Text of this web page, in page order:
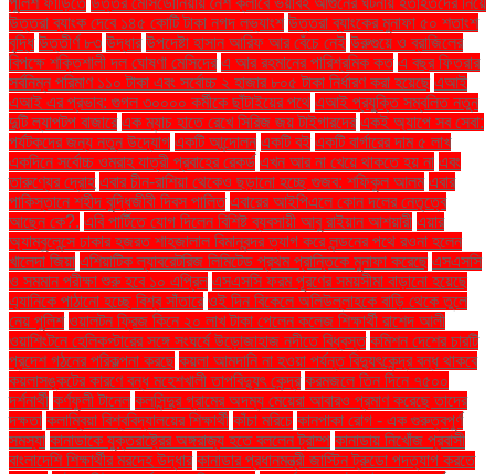
উত্তরা ব্যাংক দেবে ১৪৫ কোটি টাকা নগদ লভ্যাংশ উত্তরা ব্যাংকের মুনাফা ৫০ শতাংশ
বৃদ্ধি উত্তীর্ণ ৮৩ উদ্ধার উপদেষ্টা হাসান আরিফ আর বেঁচে নেই উরুগুয়ে ও ব্রাজিলের
বিপক্ষে শক্তিশালী দল ঘোষণা মেসিদের এ আর রহমানের পারিশ্রমিক কত এ বছর ফিতরার
সর্বনিম্ন পরিমাণ ১১০ টাকা এবং সর্বোচ্চ ২ হাজার ৮০৫ টাকা নির্ধারণ করা হয়েছে এআই
এআই এর প্রভাব: গুগল ৩০০০০ কর্মীকে ছাঁটাইয়ের পথে এআই প্রযুক্তি সম্বলিত নতুন
দুটি ল্যাপটপ বাজারে এক ম্যাচ হাতে রেখে সিরিজ জয় টাইগারদের একই অ্যাপে সব সেবা:
পর্যটকদের জন্য নতুন উদ্যোগ একটি আন্দোলন একটি বই একটি বার্গারের দাম ৫ লাখ
একদিনে সর্বোচ্চ ওমরাহ যাত্রী প্রবাহের রেকর্ড এখন আর না খেয়ে থাকতে হয় না এবং
তারুণ্যের দ্রোহ এবার চীন-রাশিয়া থেকেও ছড়ানো হচ্ছে গুজব: শফিকুল আলম এবার
পাকিস্তানে শহীদ বুদ্ধিজীবী দিবস পালিত এবারের আইপিএলে কোন দলের নেতৃত্বে
আছেন কে?. এবি পার্টিতে যোগ দিলেন বিশিষ্ট ব্যবসায়ী আবু রাইয়ান আশয়ারী এয়ার
অ্যাম্বুলেন্সে ঢাকার হজরত শাহজালাল বিমানবন্দর ত্যাগ করে লন্ডনের পথে রওনা হলেন
খালেদা জিয়া এশিয়াটিক ল্যাবরেটরিজ লিমিটেড প্রথম প্রান্তিকে মুনাফা করেছে এসএসসি
ও সমমান পরীক্ষা শুরু হবে ১০ এপ্রিল এসএসসি ফরম পূরণের সময়সীমা বাড়ানো হয়েছে
এ্যানিকে পাঠানো হচ্ছে বিশ্ব সাঁতারে ওই দিন বিকেলে অলিউল্লাহকে বাড়ি থেকে তুলে
নেয় পুলিশ ওয়ালটন ফ্রিজ কিনে ২০ লাখ টাকা পেলেন কলেজ শিক্ষার্থী রাশেদ আলী
ওয়াশিংটনে হেলিকপ্টারের সঙ্গে সংঘর্ষে উড়োজাহাজ নদীতে বিধ্বস্ত কমিশন দেশের চারটি
প্রদেশ গঠনের পরিকল্পনা করছে কয়লা আমদানি না হওয়া পর্যন্ত বিদ্যুৎকেন্দ্র বন্ধ থাকবে
কয়লাসঙ্কটের কারণে বন্ধ মহেশখালী তাপবিদ্যুৎ কেন্দ্র করমজলে তিন দিনে ৭৫০০
দর্শনার্থী কর্ণফুলী টানেল কলসিন্দুর গ্রামের অদম্য মেয়েরা আবারও প্রমাণ করেছে তাদের
দক্ষতা কলাম্বিয়া বিশ্ববিদ্যালয়ের শিক্ষার্থী কাঁচা মরিচে কানপাকা রোগ - এক গুরুত্বপুর্ণ
সমস্যা কানাডাকে যুক্তরাষ্ট্রের অঙ্গরাজ্য হতে বললেন ট্রাম্প কানাডায় নিখোঁজ প্রবাসী
বাংলাদেশি শিক্ষার্থীর মরদেহ উদ্ধার কানাডার প্রধানমন্ত্রী জাস্টিন ট্রুডো পদত্যাগ করতে